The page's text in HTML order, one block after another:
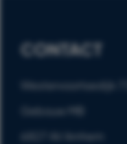
CONTACT
Westervoortsedijk 73
Gebouw MB
6827 AV Arnhem